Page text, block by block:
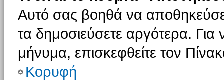
Αυτό σας βοηθά να
τα δημοσιεύσετε αργότερα.
μήνυμα, επισκεφθείτε τον
Κορυφή